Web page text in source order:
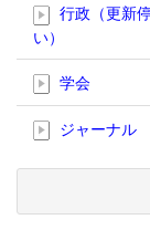
行政（更新
い）
学会
ジャーナル